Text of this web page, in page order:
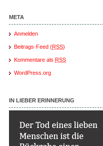
META
Anmelden
Beitrags-Feed (RSS)
Kommentare als RSS
WordPress.org
IN LIEBER ERINNERUNG